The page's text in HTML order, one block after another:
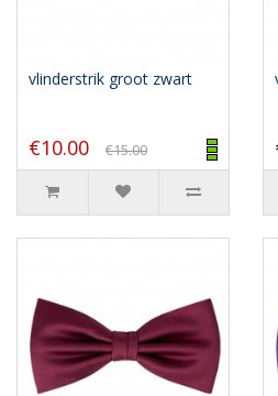
vlinderstrik groot zwart
€10.00 €15.00